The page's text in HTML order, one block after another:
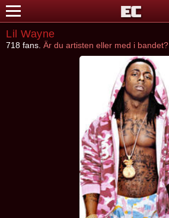
Lil Wayne
718 fans. Är du artisten eller med i bandet?